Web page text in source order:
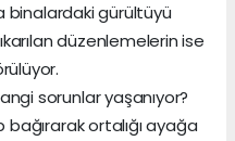
binalardaki gürültüyü
düzenlemelerin ise
sorunlar yaşanıyor?
ortalığı ayağa